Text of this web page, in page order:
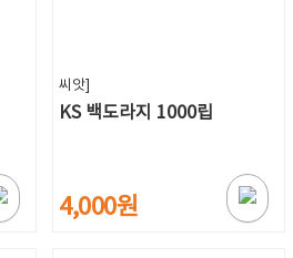
씨앗]
KS 백도라지 1000립
4,000원